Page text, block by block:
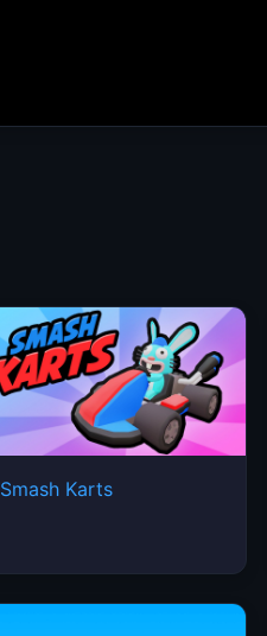
Smash Karts